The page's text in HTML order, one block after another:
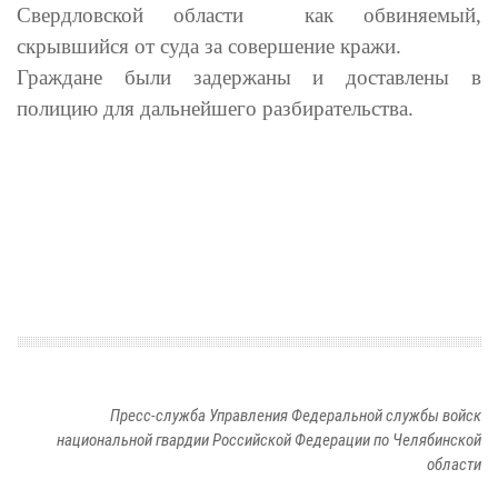
Свердловской области как обвиняемый,
скрывшийся от суда за совершение кражи.
Граждане были задержаны и доставлены в
полицию для дальнейшего разбирательства.
Пресс-служба Управления Федеральной службы войск
национальной гвардии Российской Федерации по Челябинской
области